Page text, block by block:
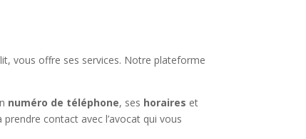
vous offre ses services. Notre plateforme
numéro de téléphone, ses horaires et
contact avec l’avocat qui vous